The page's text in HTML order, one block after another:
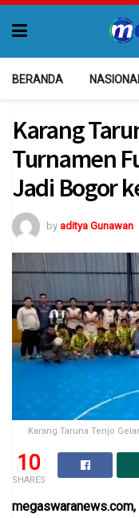
BERANDA
Karang
Turnamen
Jadi Bogor
by aditya Gunawan
Karang Taruna Tenjo
10
SHARES
megaswaranews.com,